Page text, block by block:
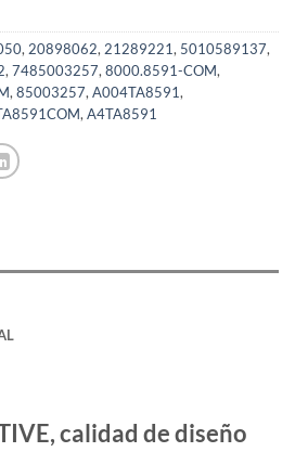
, 20898062, 21289221, 5010589137,
, 7485003257, 8000.8591-COM,
, 85003257, A004TA8591,
, A4TA8591
calidad de diseño